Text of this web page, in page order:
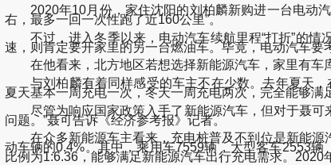
2020年10月份，家住沈阳的刘柏麟新购进一台电动汽
右，最多一回一次性跑了近160公里”。
不过，进入冬季以来，电动汽车续航里程“打折”的情
速，则肯定要开家里的另一台燃油车。毕竟，电动汽车
在他看来，北方地区若想选择新能源汽车，家里有车
与刘柏麟有着同样感受的车主不在少数。去年夏天，
夏天基本一周充电一次，冬天一周充电两次，完全能够满
尽管为响应国家政策入手了新能源汽车，但对于聂可
问题。”聂可告诉《经济参考报》记者。
在众多新能源车主看来，充电桩普及不到位是新能源
动车辆的0.4%。其中，乘用车7559辆，大型客车2553
比例为1:6.36，能够满足新能源汽车出行充电需求。